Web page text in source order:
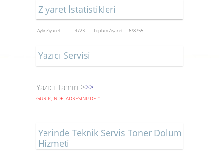
Ziyaret İstatistikleri
Aylık Ziyaret : 4723 Toplam Ziyaret : 678755
Yazıcı Servisi
Yazıcı Tamiri >>>
GÜN İÇİNDE, ADRESİNİZDE *.
Yerinde Teknik Servis Toner Dolum
Hizmeti